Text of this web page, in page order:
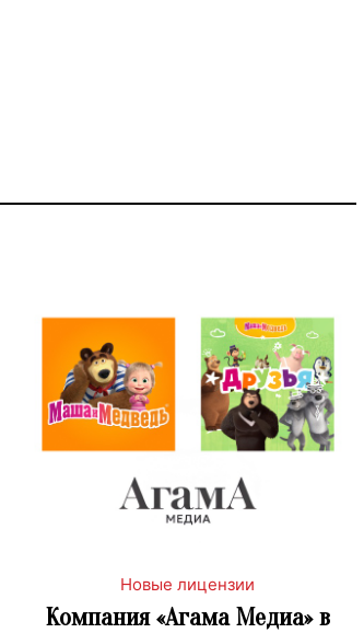
Новые лицензии
Компания «Агама Медиа» в